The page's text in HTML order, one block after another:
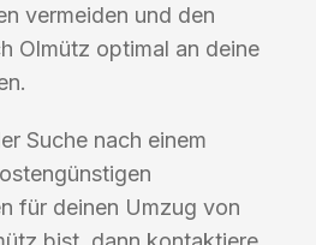
vermeiden und den
Olmütz optimal an deine
Suche nach einem
für deinen Umzug von